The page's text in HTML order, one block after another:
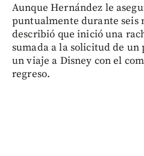
Aunque Hernández le
puntualmente durante seis
describió que inició una
sumada a la solicitud de un
un viaje a Disney con el
regreso.